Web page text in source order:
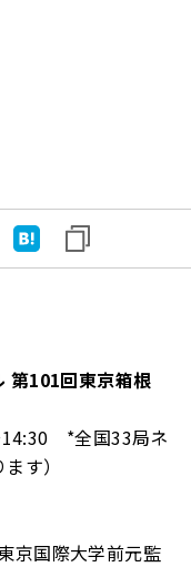
第101回東京箱根
*全国33局ネ
す）
京国際大学前元監